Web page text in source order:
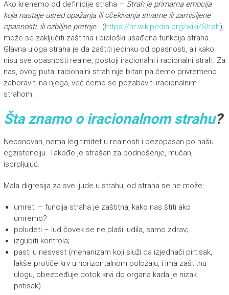
Ako krenemo od definicije straha – Strah je primarna emocija
koja nastaje usred opažanja ili očekivanja stvarne ili zamišljene
opasnosti, ili ozbiljne pretnje. (https://hr.wikipedia.org/wiki/Strah),
može se zaključiti zaštitna i biološki usađena funkcija straha.
Glavna uloga straha je da zaštiti jedinku od opasnosti, ali kako
nisu sve opasnosti realne, postoji iracionalni i racionalni strah. Za
nas, ovog puta, racionalni strah nije bitan pa ćemo privremeno
zaboraviti na njega, već ćemo se pozabaviti iracionalnim
strahom.
Šta znamo o iracionalnom strahu?
Neosnovan, nema legitimitet u realnosti i bezopasan po našu
egzistenciju. Takođe je strašan za podnošenje, mučan,
iscrpljujuć.
Mala digresija za sve ljude u strahu, od straha se ne može:
umreti – funcija straha je zaštitna, kako nas štiti ako
umremo?
poludeti – lud čovek se ne plaši ludila, samo zdrav;
izgubiti kontrola;
pasti u nesvest (mehanizam koji služi da izjednači pirtisak,
lakše protiče krv u horizontalnom položaju, i ima zaštitnu
ulogu, obezbeđuje dotok krvi do organa kada je nizak
pritisak).